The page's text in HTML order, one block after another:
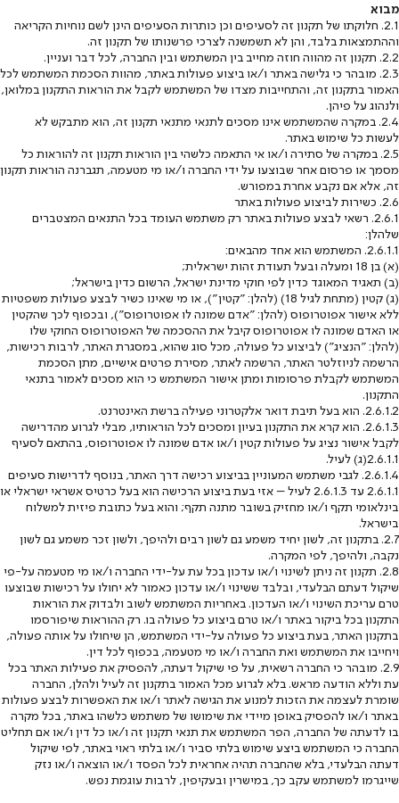
מבוא
2.1. חלוקתו של תקנון זה לסעיפים וכן כותרות הסעיפים הינן לשם נוחיות הקריאה
וההתמצאות בלבד, והן לא תשמשנה לצרכי פרשנותו של תקנון זה.
2.2. תקנון זה מהווה חוזה מחייב בין המשתמש ובין החברה, לכל דבר ועניין.
2.3. מובהר כי גלישה באתר ו/או ביצוע פעולות באתר, מהוות הסכמת המשתמש לכל
האמור בתקנון זה, והתחייבות מצדו של המשתמש לקבל את הוראות התקנון במלואן,
ולנהוג על פיהן.
2.4. במקרה שהמשתמש אינו מסכים לתנאי מתנאי תקנון זה, הוא מתבקש לא
לעשות כל שימוש באתר.
2.5. במקרה של סתירה ו/או אי התאמה כלשהי בין הוראות תקנון זה להוראות כל
מסמך או פרסום אחר שבוצעו על ידי החברה ו/או מי מטעמה, תגברנה הוראות תקנון
זה, אלא אם נקבע אחרת במפורש.
2.6. כשירות לביצוע פעולות באתר
2.6.1. רשאי לבצע פעולות באתר רק משתמש העומד בכל התנאים המצטברים
שלהלן:
2.6.1.1. המשתמש הוא אחד מהבאים:
(א) בן 18 ומעלה ובעל תעודת זהות ישראלית;
(ב) תאגיד המאוגד כדין לפי חוקי מדינת ישראל, הרשום כדין בישראל;
(ג) קטין (מתחת לגיל 18) (להלן: "קטין"), או מי שאינו כשיר לבצע פעולות משפטיות
ללא אישור אפוטרופוס (להלן: "אדם שמונה לו אפוטרופוס"), ובכפוף לכך שהקטין
או האדם שמונה לו אפוטרופוס קיבל את ההסכמה של האפוטרופוס החוקי שלו
(להלן: "הנציג") לביצוע כל פעולה, מכל סוג שהוא, במסגרת האתר, לרבות רכישות,
הרשמה לניוזלטר האתר, הרשמה לאתר, מסירת פרטים אישיים, מתן הסכמת
המשתמש לקבלת פרסומות ומתן אישור המשתמש כי הוא מסכים לאמור בתנאי
התקנון.
2.6.1.2. הוא בעל תיבת דואר אלקטרוני פעילה ברשת האינטרנט.
2.6.1.3. הוא קרא את התקנון בעיון ומסכים לכל הוראותיו, מבלי לגרוע מהדרישה
לקבל אישור נציג על פעולות קטין ו/או אדם שמונה לו אפוטרופוס, בהתאם לסעיף
‎2.6.1.1‎(ג) לעיל.
2.6.1.4. לגבי משתמש המעוניין בביצוע רכישה דרך האתר, בנוסף לדרישות סעיפים
‎2.6.1.1 עד ‎2.6.1.3 לעיל – אזי בעת ביצוע הרכישה הוא בעל כרטיס אשראי ישראלי או
בינלאומי תקף ו/או מחזיק בשובר מתנה תקף; והוא בעל כתובת פיזית למשלוח
בישראל.
2.7. בתקנון זה, לשון יחיד משמע גם לשון רבים ולהיפך, ולשון זכר משמע גם לשון
נקבה, ולהיפך, לפי המקרה.
2.8. תקנון זה ניתן לשינוי ו/או עדכון בכל עת על-ידי החברה ו/או מי מטעמה על-פי
שיקול דעתם הבלעדי, ובלבד ששינוי ו/או עדכון כאמור לא יחולו על רכישות שבוצעו
טרם עריכת השינוי ו/או העדכון. באחריות המשתמש לשוב ולבדוק את הוראות
התקנון בכל ביקור באתר ו/או טרם ביצוע כל פעולה בו. רק ההוראות שיפורסמו
בתקנון האתר, בעת ביצוע כל פעולה על-ידי המשתמש, הן שיחולו על אותה פעולה,
ויחייבו את המשתמש ואת החברה ו/או מי מטעמה, בכפוף לכל דין.
2.9. מובהר כי החברה רשאית, על פי שיקול דעתה, להפסיק את פעילות האתר בכל
עת וללא הודעה מראש. בלא לגרוע מכל האמור בתקנון זה לעיל ולהלן, החברה
שומרת לעצמה את הזכות למנוע את הגישה לאתר ו/או את האפשרות לבצע פעולות
באתר ו/או להפסיק באופן מיידי את שימושו של משתמש כלשהו באתר, בכל מקרה
בו לדעתה של החברה, הפר המשתמש את תנאי תקנון זה ו/או כל דין ו/או אם תחליט
החברה כי המשתמש ביצע שימוש בלתי סביר ו/או בלתי ראוי באתר, לפי שיקול
דעתה הבלעדי, בלא שהחברה תהיה אחראית לכל הפסד ו/או הוצאה ו/או נזק
שייגרמו למשתמש עקב כך, במישרין ובעקיפין, לרבות עוגמת נפש.